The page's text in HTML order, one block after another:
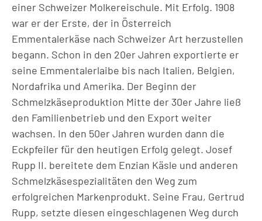
einer Schweizer Molkereischule. Mit Erfolg. 1908
war er der Erste, der in Österreich
Emmentalerkäse nach Schweizer Art herzustellen
begann. Schon in den 20er Jahren exportierte er
seine Emmentalerlaibe bis nach Italien, Belgien,
Nordafrika und Amerika. Der Beginn der
Schmelzkäseproduktion Mitte der 30er Jahre ließ
den Familienbetrieb und den Export weiter
wachsen. In den 50er Jahren wurden dann die
Eckpfeiler für den heutigen Erfolg gelegt. Josef
Rupp II. bereitete dem Enzian Käsle und anderen
Schmelzkäsespezialitäten den Weg zum
erfolgreichen Markenprodukt. Seine Frau, Gertrud
Rupp, setzte diesen eingeschlagenen Weg durch